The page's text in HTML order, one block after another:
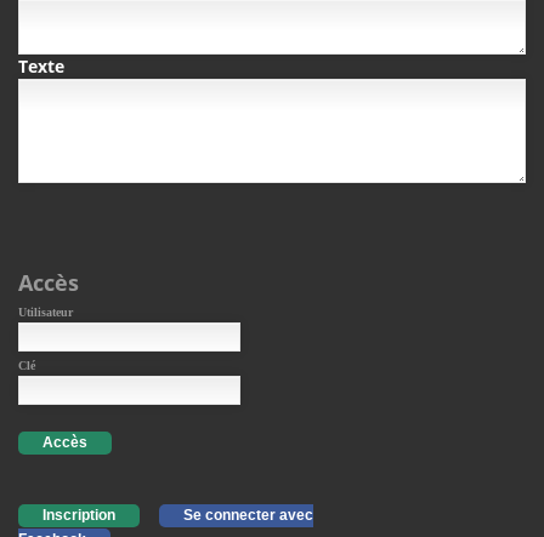
Texte
Accès
Utilisateur
Clé
Accès
Inscription
Se connecter avec